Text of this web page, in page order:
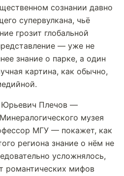
сознании давно
супервулкана, чьё
грозит глобальной
— уже не
знание о парке, а один
картина, как обычно,
Юрьевич Плечов —
музея
МГУ — покажет, как
региона знание о нём не
усложнялось,
романтических мифов